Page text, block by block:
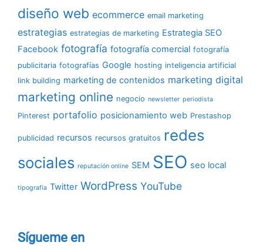
diseño web ecommerce email marketing
estrategias estrategias de marketing Estrategia SEO
Facebook fotografía fotografía comercial fotografía
publicitaria fotografías Google hosting inteligencia artificial
link building marketing de contenidos marketing digital
marketing online negocio newsletter periodista
Pinterest portafolio posicionamiento web Prestashop
publicidad recursos recursos gratuitos redes
sociales reputación online SEM SEO seo local
tipografía Twitter WordPress YouTube
Sígueme en